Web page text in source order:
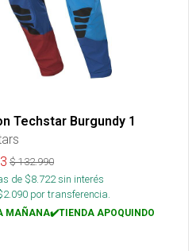
Techstar Burgundy 1
$132.990
de $8.722sin interés
2.090 por transferencia.
MAÑANA✔️TIENDA APOQUINDO